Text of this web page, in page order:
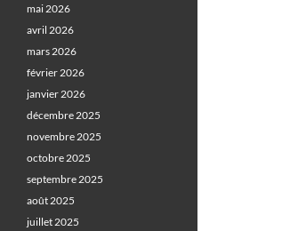
mai 2026
avril 2026
mars 2026
février 2026
janvier 2026
décembre 2025
novembre 2025
octobre 2025
septembre 2025
août 2025
juillet 2025